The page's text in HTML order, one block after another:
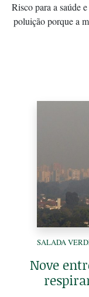
Risco para a saúde
poluição porque a
SALADA
Nove